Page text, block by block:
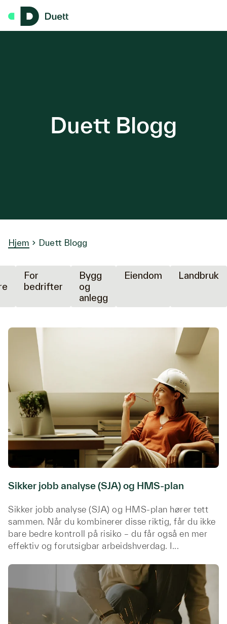
Duett Blogg
Hjem Duett Blogg
For
bedrifter
Bygg
og
anlegg
Eiendom Landbruk
Sikker jobb analyse (SJA) og HMS-plan
Sikker jobb analyse (SJA) og HMS-plan hører tett
sammen. Når du kombinerer disse riktig, får du ikke
bare bedre kontroll på risiko – du får også en mer
effektiv og forutsigbar arbeidshverdag. I...